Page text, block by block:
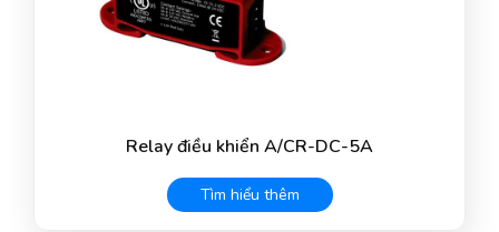
Relay điều khiển A/CR-DC-5A
Tìm hiểu thêm